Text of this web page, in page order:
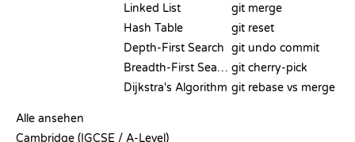
Linked List
Hash Table
Depth-First Search
Breadth-First Search
Dijkstra's Algorithm
git merge
git reset
git undo commit
git cherry-pick
git rebase vs merge
Alle ansehen
Cambridge (IGCSE / A-Level)